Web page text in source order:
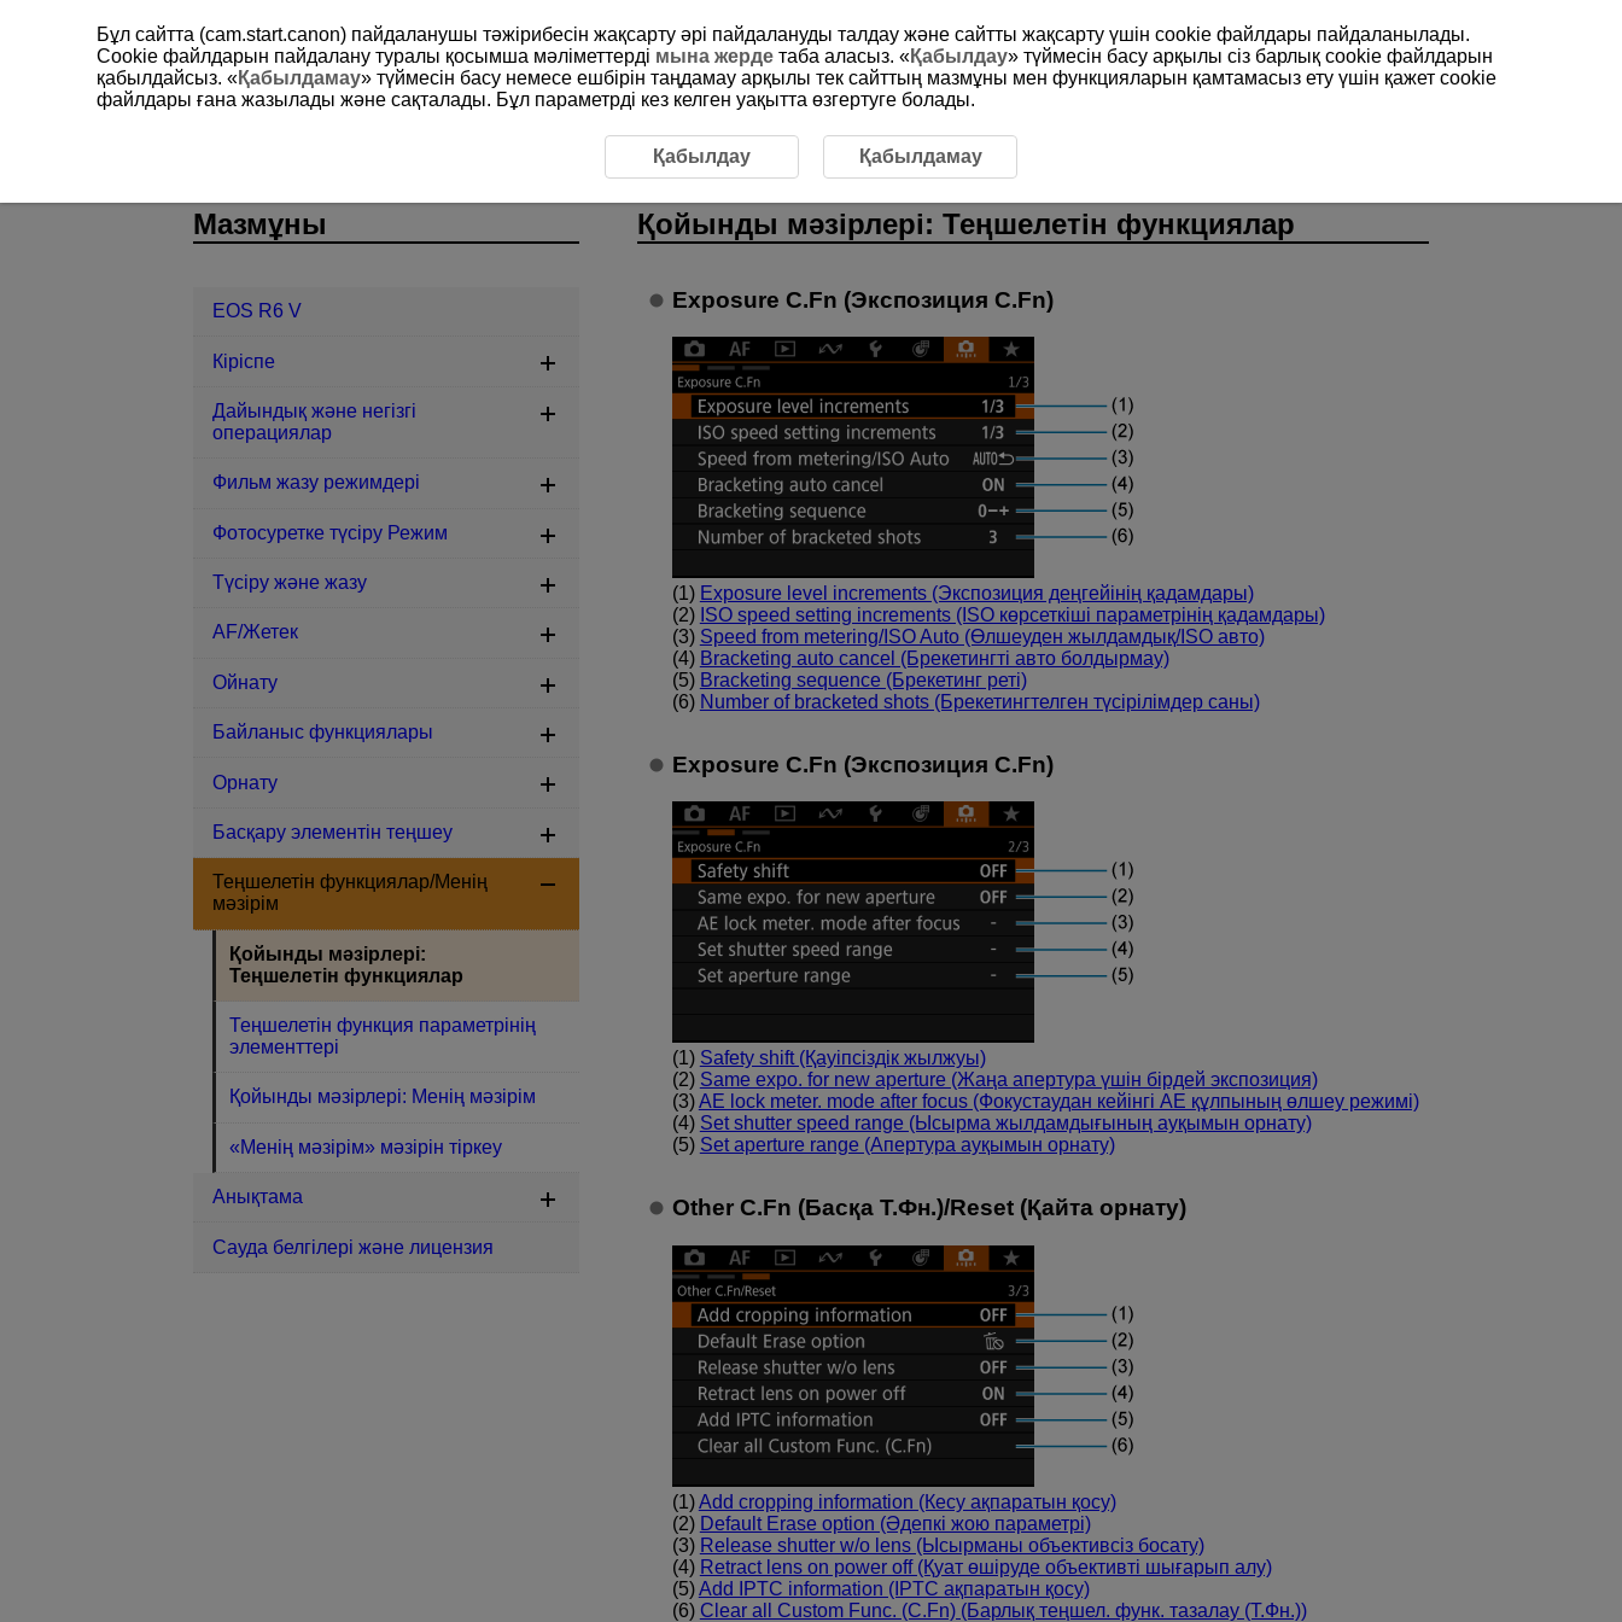
Теңшелетін функциялар/Менің мәзірім Қойынды мәзірлері: Теңшелетін функциялар
Қойынды мәзірлері: Теңшелетін функциялар
Exposure C.Fn (Экспозиция C.Fn)
(1) Exposure level increments (Экспозиция деңгейінің қадамдары)
(2) ISO speed setting increments (ISO көрсеткiшi параметрінің қадамдары)
(3) Speed from metering/ISO Auto (Өлшеуден жылдамдық/ISO авто)
(4) Bracketing auto cancel (Брекетингті авто болдырмау)
(5) Bracketing sequence (Брекетинг реті)
(6) Number of bracketed shots (Брекетингтелген түсірілімдер саны)
Exposure C.Fn (Экспозиция C.Fn)
(1) Safety shift (Қауіпсіздік жылжуы)
(2) Same expo. for new aperture (Жаңа апертура үшін бірдей экспозиция)
(3)AE lock meter. mode after focus (Фокустаудан кейінгі AE құлпының өлшеу режимі)
(4) Set shutter speed range (Ысырма жылдамдығының ауқымын орнату)
(5) Set aperture range (Апертура ауқымын орнату)
Other C.Fn (Басқа Т.Фн.)/Reset (Қайта орнату)
(1)Add cropping information (Кесу ақпаратын қосу)
(2) Default Erase option (Әдепкі жою параметрі)
(3) Release shutter w/o lens (Ысырманы объективсіз босату)
(4) Retract lens on power off (Қуат өшіруде объективті шығарып алу)
(5)Add IPTC information (IPTC ақпаратын қосу)
(6) Clear all Custom Func. (C.Fn) (Барлық теңшел. функ. тазалау (Т.Фн.))
Мазмұны
EOS R6 V
Кіріспе
Дайындық және негізгі
операциялар
Фильм жазу режимдері
Фотосуретке түсіру Режим
Түсіру және жазу
AF/Жетек
Ойнату
Байланыс функциялары
Орнату
Басқару элементін теңшеу
Теңшелетін функциялар/Менің
мәзірім
Қойынды мәзірлері:
Теңшелетін функциялар
Теңшелетін функция параметрінің
элементтері
Қойынды мәзірлері: Менің мəзірім
«Менің мəзірім» мəзірін тіркеу
Анықтама
Сауда белгілері және лицензия
Бұл сайтта (cam.start.canon) пайдаланушы тәжірибесін жақсарту әрі пайдалануды талдау және сайтты жақсарту үшін сookie файлдары пайдаланылады.
Cookie файлдарын пайдалану туралы қосымша мәліметтерді мына жерде таба аласыз. «Қабылдау» түймесін басу арқылы сіз барлық cookie файлдарын
қабылдайсыз. «Қабылдамау» түймесін басу немесе ешбірін таңдамау арқылы тек сайттың мазмұны мен функцияларын қамтамасыз ету үшін қажет cookie
файлдары ғана жазылады және сақталады. Бұл параметрді кез келген уақытта өзгертуге болады.
Қабылдау Қабылдамау